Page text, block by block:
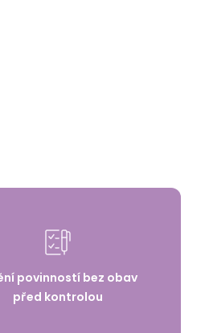
povinností bez obav
před kontrolou